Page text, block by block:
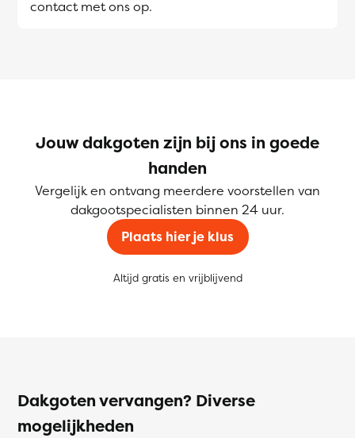
contact met ons op.
Jouw dakgoten zijn bij ons in goede
handen
Vergelijk en ontvang meerdere voorstellen van
dakgootspecialisten binnen 24 uur.
Plaats hier je klus
Altijd gratis en vrijblijvend
Dakgoten vervangen? Diverse
mogelijkheden